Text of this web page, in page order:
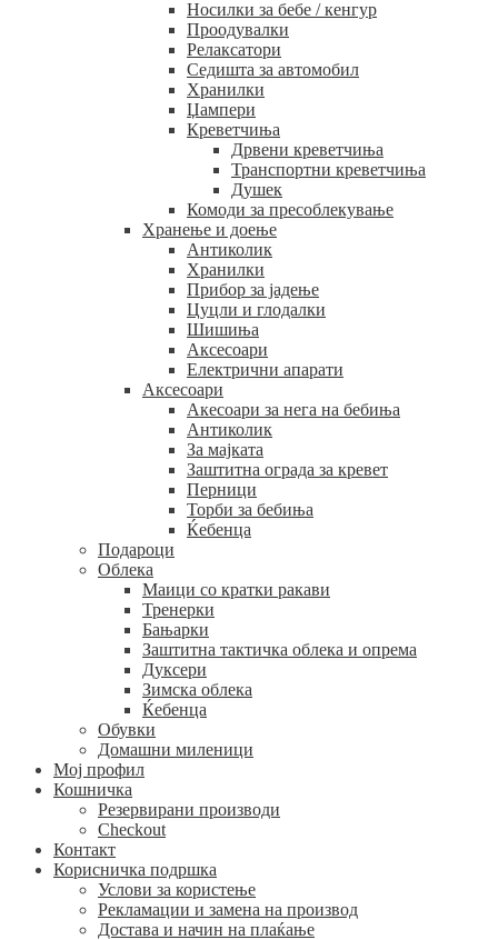
Носилки за бебе / кенгур
Проодувалки
Релаксатори
Седишта за автомобил
Хранилки
Џампери
Креветчиња
Дрвени креветчиња
Транспортни креветчиња
Душек
Комоди за пресоблекување
Хранење и доење
Антиколик
Хранилки
Прибор за јадење
Цуцли и глодалки
Шишиња
Аксесоари
Електрични апарати
Аксесоари
Акесоари за нега на бебиња
Антиколик
За мајката
Заштитна ограда за кревет
Перници
Торби за бебиња
Ќебенца
Подароци
Облека
Маици со кратки ракави
Тренерки
Бањарки
Заштитна тактичка облека и опрема
Дуксери
Зимска облека
Ќебенца
Обувки
Домашни миленици
Мој профил
Кошничка
Резервирани производи
Checkout
Контакт
Корисничка подршка
Услови за користење
Рекламации и замена на производ
Достава и начин на плаќање